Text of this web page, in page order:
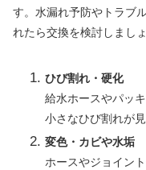
す。水漏れ予防やトラブ
れたら交換を検討しましょ
ひび割れ・硬化
給水ホースやパッ
小さなひび割れが
変色・カビや水垢
ホースやジョイン